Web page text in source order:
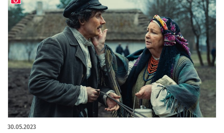
30.05.2023
artykuł z galerią zdjęć